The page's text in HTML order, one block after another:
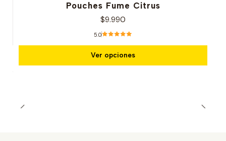
Pouches Fume Citrus
$9.990
5.0
Ver opciones